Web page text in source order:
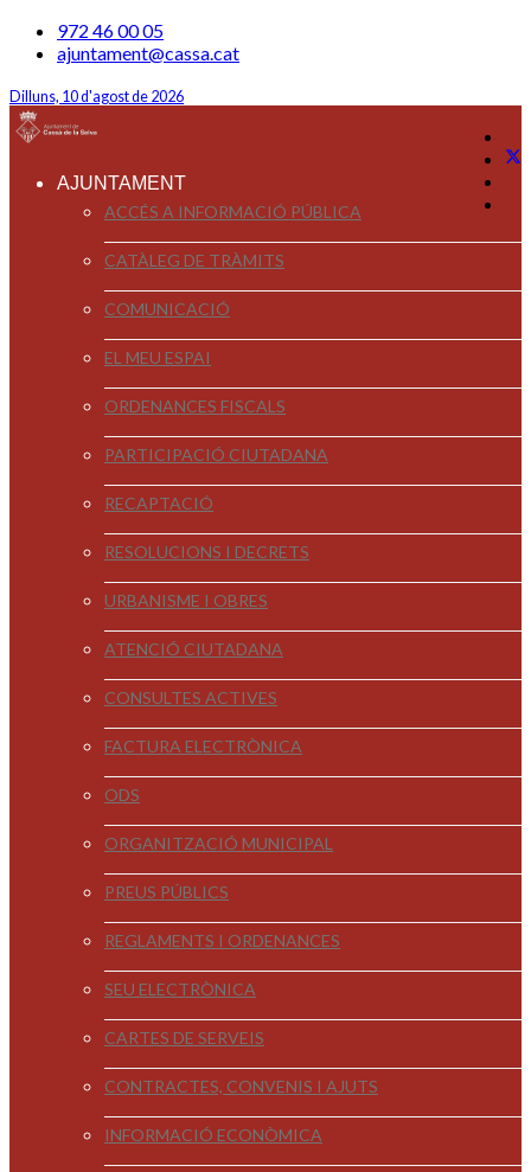
972 46 00 05
ajuntament@cassa.cat
Dilluns, 10 d'agost de 2026
AJUNTAMENT
ACCÉS A INFORMACIÓ PÚBLICA
CATÀLEG DE TRÀMITS
COMUNICACIÓ
EL MEU ESPAI
ORDENANCES FISCALS
PARTICIPACIÓ CIUTADANA
RECAPTACIÓ
RESOLUCIONS I DECRETS
URBANISME I OBRES
ATENCIÓ CIUTADANA
CONSULTES ACTIVES
FACTURA ELECTRÒNICA
ODS
ORGANITZACIÓ MUNICIPAL
PREUS PÚBLICS
REGLAMENTS I ORDENANCES
SEU ELECTRÒNICA
CARTES DE SERVEIS
CONTRACTES, CONVENIS I AJUTS
INFORMACIÓ ECONÒMICA